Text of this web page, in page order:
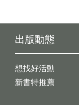
出版動態
想找好活動
新書特推薦